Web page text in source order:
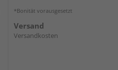
*Bonität vorausgesetzt
Versand
Versandkosten